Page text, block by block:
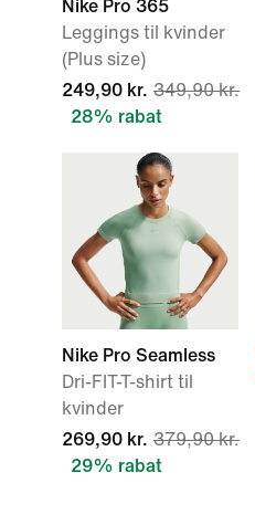
Nike Pro 365
Leggings til kvinder
(Plus size)
249,90 kr. 349,90 kr.
28% rabat
Nike Pro Seamless
Dri-FIT-T-shirt til
kvinder
269,90 kr. 379,90 kr.
29% rabat